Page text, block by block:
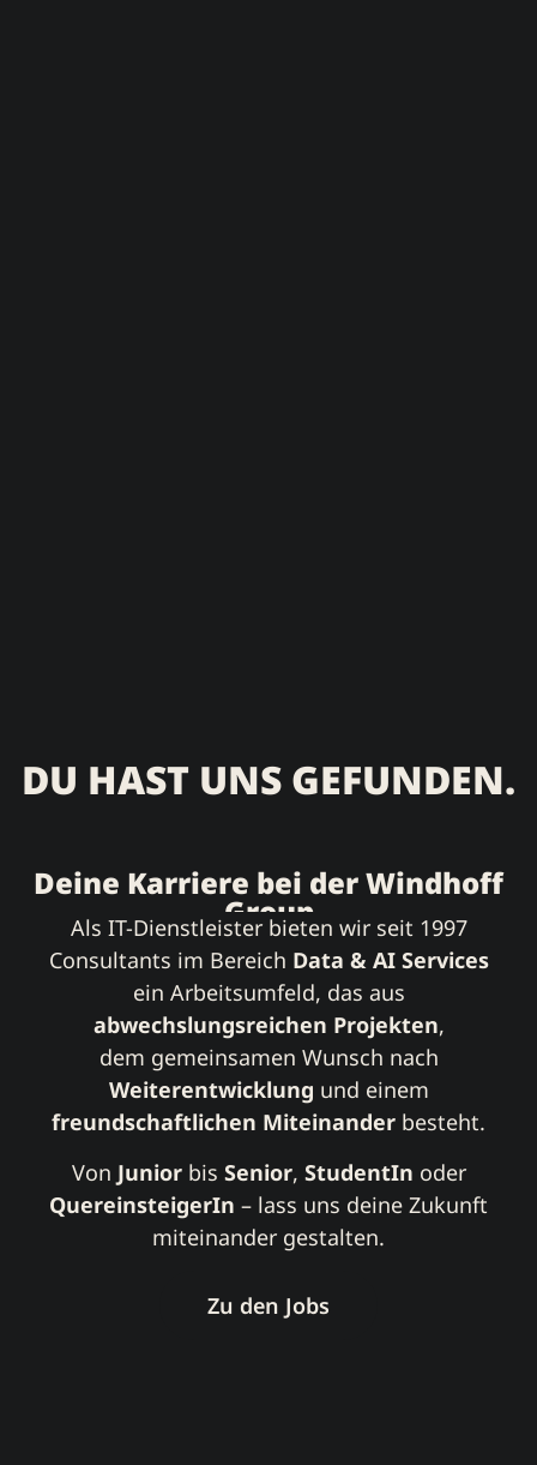
DU HAST UNS GEFUNDEN.
Deine Karriere bei der Windhoff
Group
Als IT-Dienstleister bieten wir seit 1997
Consultants im Bereich Data & AI Services
ein Arbeitsumfeld, das aus
abwechslungsreichen Projekten,
dem gemeinsamen Wunsch nach
Weiterentwicklung und einem
freundschaftlichen Miteinander besteht.
Von Juniorbis Senior, StudentIn oder
QuereinsteigerIn – lass uns deine Zukunft
miteinander gestalten.
Zu den Jobs